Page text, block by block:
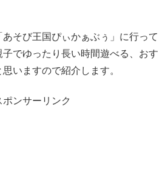
そび王国ぴぃかぁぶぅ」に行って
でゆったり長い時間遊べる、おす
いますので紹介します。
ポンサーリンク